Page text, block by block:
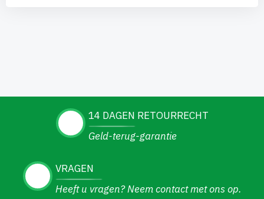
14 DAGEN RETOURRECHT
Geld-terug-garantie
VRAGEN
Heeft u vragen? Neem contact met ons op.